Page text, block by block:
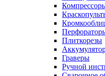
Плиткорезы
Граверы
Ручной